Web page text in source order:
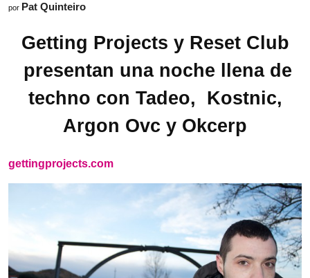
por Pat Quinteiro
Getting Projects y Reset Club
presentan una noche llena de
techno con Tadeo, Kostnic,
Argon Ovc y Okcerp
gettingprojects.com